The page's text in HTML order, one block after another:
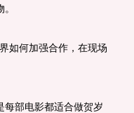
如何加强合作，在现场
部电影都适合做贺岁